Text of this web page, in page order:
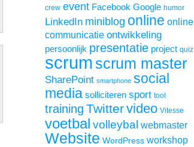
crew event Facebook Google humor
LinkedIn miniblog online online
communicatie ontwikkeling
persoonlijk presentatie project quiz
scrum scrum master
SharePoint smartphone social
media solliciteren sport tool
training Twittervideo Vitesse
voetbal volleybal webmaster
Website WordPress workshop